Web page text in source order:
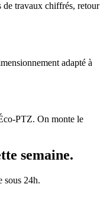
de travaux chiffrés, retour
adapté à
PTZ. On monte le
semaine.
sous 24h.